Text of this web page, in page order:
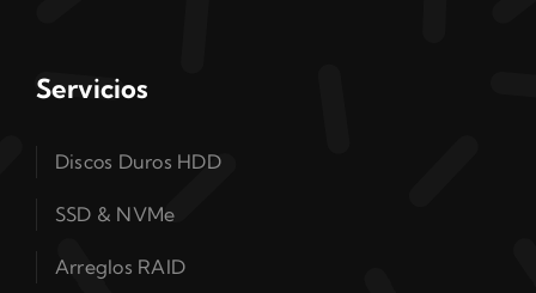
Servicios
Discos Duros HDD
SSD & NVMe
Arreglos RAID